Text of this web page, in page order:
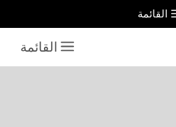
القائمة
القائمة